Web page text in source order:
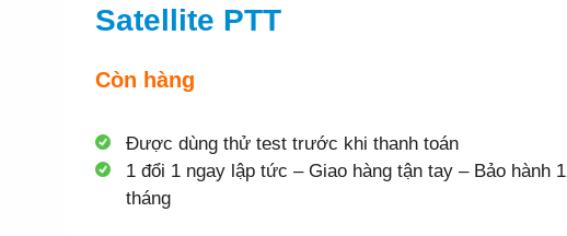
Satellite PTT
Còn hàng
Được dùng thử test trước khi thanh toán
1 đổi 1 ngay lập tức – Giao hàng tận tay – Bảo hành
tháng